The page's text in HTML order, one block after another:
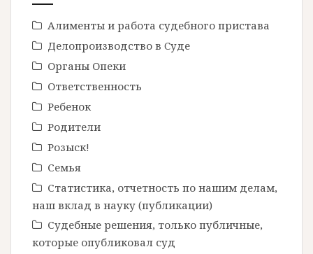
Алименты и работа судебного пристава
Делопроизводство в Cуде
Органы Опеки
Ответственность
Ребенок
Родители
Розыск!
Семья
Статистика, отчетность по нашим делам,
наш вклад в науку (публикации)
Судебные решения, только публичные,
которые опубликовал суд